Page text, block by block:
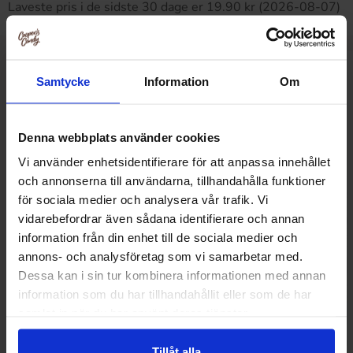
Samtycke Information Om
Denna webbplats använder cookies
Vi använder enhetsidentifierare för att anpassa innehållet
och annonserna till användarna, tillhandahålla funktioner
för sociala medier och analysera vår trafik. Vi
vidarebefordrar även sådana identifierare och annan
information från din enhet till de sociala medier och
annons- och analysföretag som vi samarbetar med.
Dessa kan i sin tur kombinera informationen med annan
information som du har tillhandahållit eller som de har
Laveste pris i de sidste 30 dage er 19.90 kr (2026-08-07)
Relaterede produkter
Dave & Jons Dadler Sour Cherry Cola